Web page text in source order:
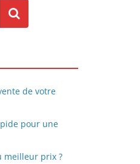
Search
de votre
pour une
meilleur prix ?